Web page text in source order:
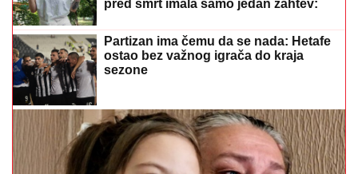
Toni Bijelić objavio sliku sa SVETSKIM GLUMCEM,
MREŽE SE USIJALE OD REAKCIJA, lajkovao i NOLE:
"PRIJATELJI ZA CEO ŽIVOT" (FOTO)
DETONACIJA NA MALOM
KALEMEGDANU! "Delije" u transu -
Zvezda dovela igrača Real Madrida!